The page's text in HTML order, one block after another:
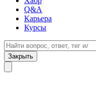
Q&A
Карьера
Курсы
Закрыть